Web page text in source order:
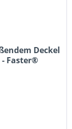
Deckel
Faster®